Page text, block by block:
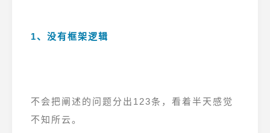
1、没有框架逻辑
不会把阐述的问题分出123条，看着半天感觉
不知所云。